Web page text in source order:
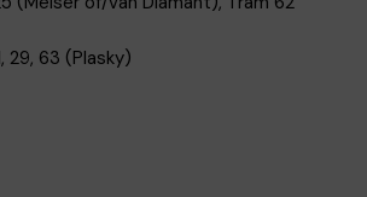
29, 63 (Plasky)